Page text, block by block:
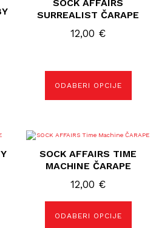
SOCK AFFAIRS
SURREALIST ČARAPE
12,00 €
ODABERI OPCIJE
ima
varijanti.
Opcije
se
proizvoda
SOCK AFFAIRS TIME
MACHINE ČARAPE
12,00 €
ODABERI OPCIJE
Ovaj
ima
više
varijanti.
Opcije
se
na